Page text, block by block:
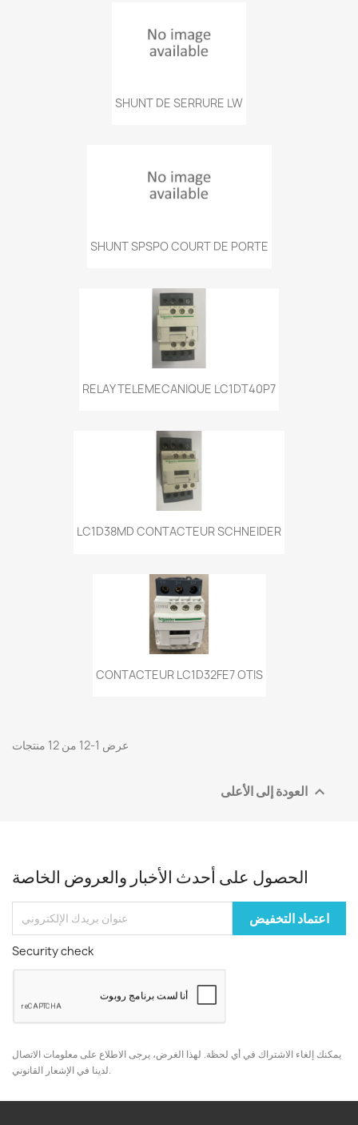
SHUNT DE SERRURE LW
SHUNT SPSPO COURT DE PORTE
RELAY TELEMECANIQUE LC1DT40P7
LC1D38MD CONTACTEUR SCHNEIDER
CONTACTEUR LC1D32FE7 OTIS
عرض 1-12 من 12 منتجات

الحصول على أحدث الأخبار والعروض الخاصة
Security check
يمكنك إلغاء الاشتراك في أي لحظة. لهذا الغرض، يرجى الاطلاع على معلومات الاتصال
لدينا في الإشعار القانوني.